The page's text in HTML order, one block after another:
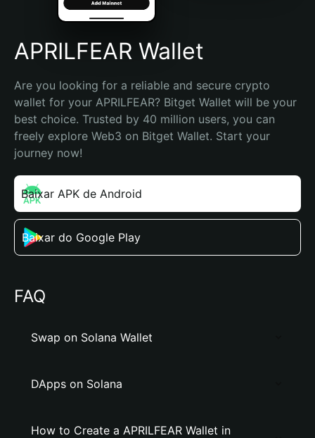
Español (Argentina)
APRILFEAR Wallet
Are you looking for a reliable and secure crypto
wallet for your APRILFEAR? Bitget Wallet will be your
best choice. Trusted by 40 million users, you can
freely explore Web3 on Bitget Wallet. Start your
journey now!
Baixar APK de Android
Baixar do Google Play
FAQ
Swap on Solana Wallet
DApps on Solana
How to Create a APRILFEAR Wallet in